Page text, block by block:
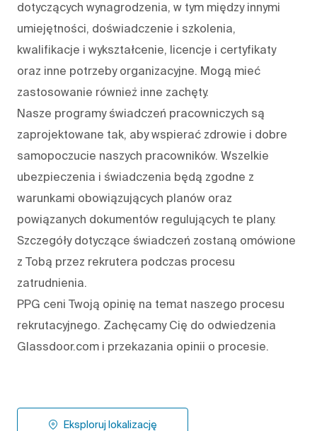
dotyczących wynagrodzenia, w tym między innymi
umiejętności, doświadczenie i szkolenia,
kwalifikacje i wykształcenie, licencje i certyfikaty
oraz inne potrzeby organizacyjne. Mogą mieć
zastosowanie również inne zachęty.
Nasze programy świadczeń pracowniczych są
zaprojektowane tak, aby wspierać zdrowie i dobre
samopoczucie naszych pracowników. Wszelkie
ubezpieczenia i świadczenia będą zgodne z
warunkami obowiązujących planów oraz
powiązanych dokumentów regulujących te plany.
Szczegóły dotyczące świadczeń zostaną omówione
z Tobą przez rekrutera podczas procesu
zatrudnienia.
PPG ceni Twoją opinię na temat naszego procesu
rekrutacyjnego. Zachęcamy Cię do odwiedzenia
Glassdoor.com i przekazania opinii o procesie.
Eksploruj lokalizację